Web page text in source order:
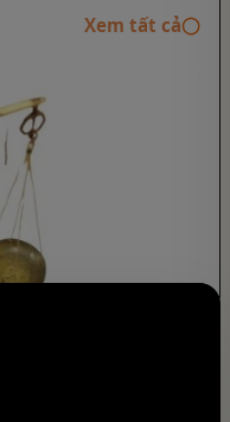
Xem tất cả◯